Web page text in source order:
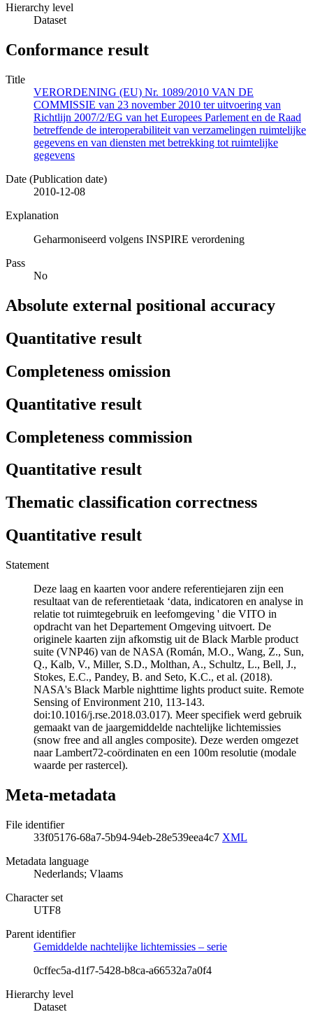
Hierarchy level
Dataset
Conformance result
Title
VERORDENING (EU) Nr. 1089/2010 VAN DE
COMMISSIE van 23 november 2010 ter uitvoering van
Richtlijn 2007/2/EG van het Europees Parlement en de Raad
betreffende de interoperabiliteit van verzamelingen ruimtelijke
gegevens en van diensten met betrekking tot ruimtelijke
gegevens
Date (Publication date)
2010-12-08
Explanation
Geharmoniseerd volgens INSPIRE verordening
Pass
No
Absolute external positional accuracy
Quantitative result
Completeness omission
Quantitative result
Completeness commission
Quantitative result
Thematic classification correctness
Quantitative result
Statement
Deze laag en kaarten voor andere referentiejaren zijn een
resultaat van de referentietaak ‘data, indicatoren en analyse in
relatie tot ruimtegebruik en leefomgeving ' die VITO in
opdracht van het Departement Omgeving uitvoert. De
originele kaarten zijn afkomstig uit de Black Marble product
suite (VNP46) van de NASA (Román, M.O., Wang, Z., Sun,
Q., Kalb, V., Miller, S.D., Molthan, A., Schultz, L., Bell, J.,
Stokes, E.C., Pandey, B. and Seto, K.C., et al. (2018).
NASA's Black Marble nighttime lights product suite. Remote
Sensing of Environment 210, 113-143.
doi:10.1016/j.rse.2018.03.017). Meer specifiek werd gebruik
gemaakt van de jaargemiddelde nachtelijke lichtemissies
(snow free and all angles composite). Deze werden omgezet
naar Lambert72-coördinaten en een 100m resolutie (modale
waarde per rastercel).
Meta-metadata
File identifier
33f05176-68a7-5b94-94eb-28e539eea4c7 XML
Metadata language
Nederlands; Vlaams
Character set
UTF8
Parent identifier
Gemiddelde nachtelijke lichtemissies – serie
0cffec5a-d1f7-5428-b8ca-a66532a7a0f4
Hierarchy level
Dataset